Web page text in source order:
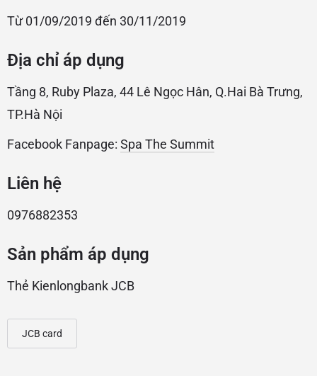
Từ 01/09/2019 đến 30/11/2019
Địa chỉ áp dụng
Tầng 8, Ruby Plaza, 44 Lê Ngọc Hân, Q.Hai Bà Trưng,
TP.Hà Nội
Facebook Fanpage: Spa The Summit
Liên hệ
0976882353
Sản phẩm áp dụng
Thẻ Kienlongbank JCB
JCB card